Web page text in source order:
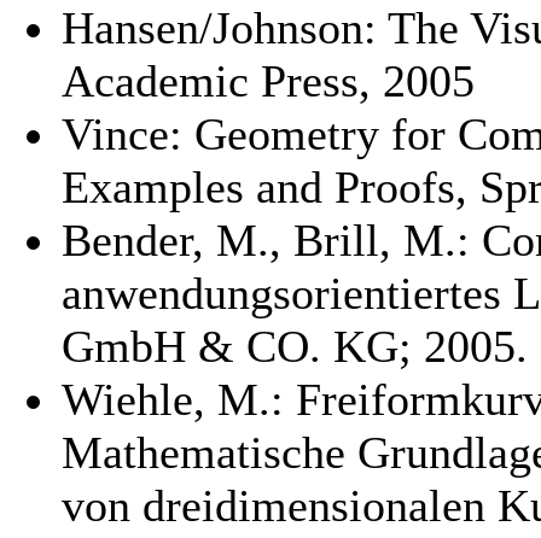
Hansen/Johnson: The
Academic Press, 2005
Vince: Geometry for
Examples and Proofs,
Bender, M., Brill, M.:
anwendungsorientiertes
GmbH & CO. KG; 2005.
Wiehle, M.:
Mathematische
von dreidimensionalen